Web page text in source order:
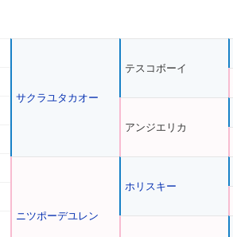
サクラユタカオー
ニツポーデユレン
テスコボーイ
アンジエリカ
ホリスキー